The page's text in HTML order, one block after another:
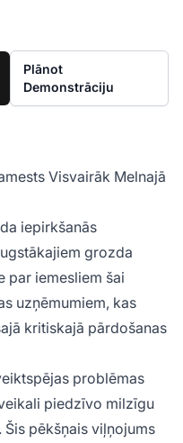
Plānot
Demonstrāciju
Visvairāk Melnajā
iepirkšanās
grozda
par iemesliem šai
uzņēmumiem, kas
kritiskajā pārdošanas
problēmas
piedzīvo milzīgu
pēkšņais viļņojums